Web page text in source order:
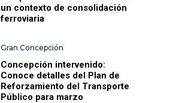
un contexto de consolidación
ferroviaria
Gran Concepción
Concepción intervenido:
Conoce detalles del Plan de
Reforzamiento del Transporte
Público para marzo